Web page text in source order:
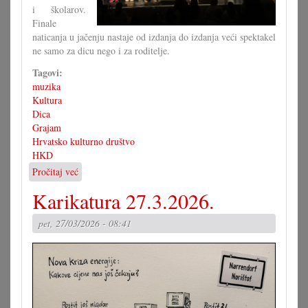
i školarov.
Finale
naticanja u jačenju nastaje od izdanja do izdanja veći spektakel
ne samo za dicu nego i za roditelje.
Tagovi:
muzika
Kultura
Dica
Grajam
Hrvatsko kulturno društvo
HKD
Pročitaj već
Gala
večerom
završen
Grajam
2026.
Karikatura 27.3.2026.
pet, 27/03/2026 - 08:41